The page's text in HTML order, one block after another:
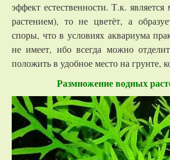
эффект естественности. Т.к.
растением), то не цветёт, а
споры, что в условиях аквариума
не имеет, ибо всегда можно
положить в удобное место на грунте,
Размножение водных